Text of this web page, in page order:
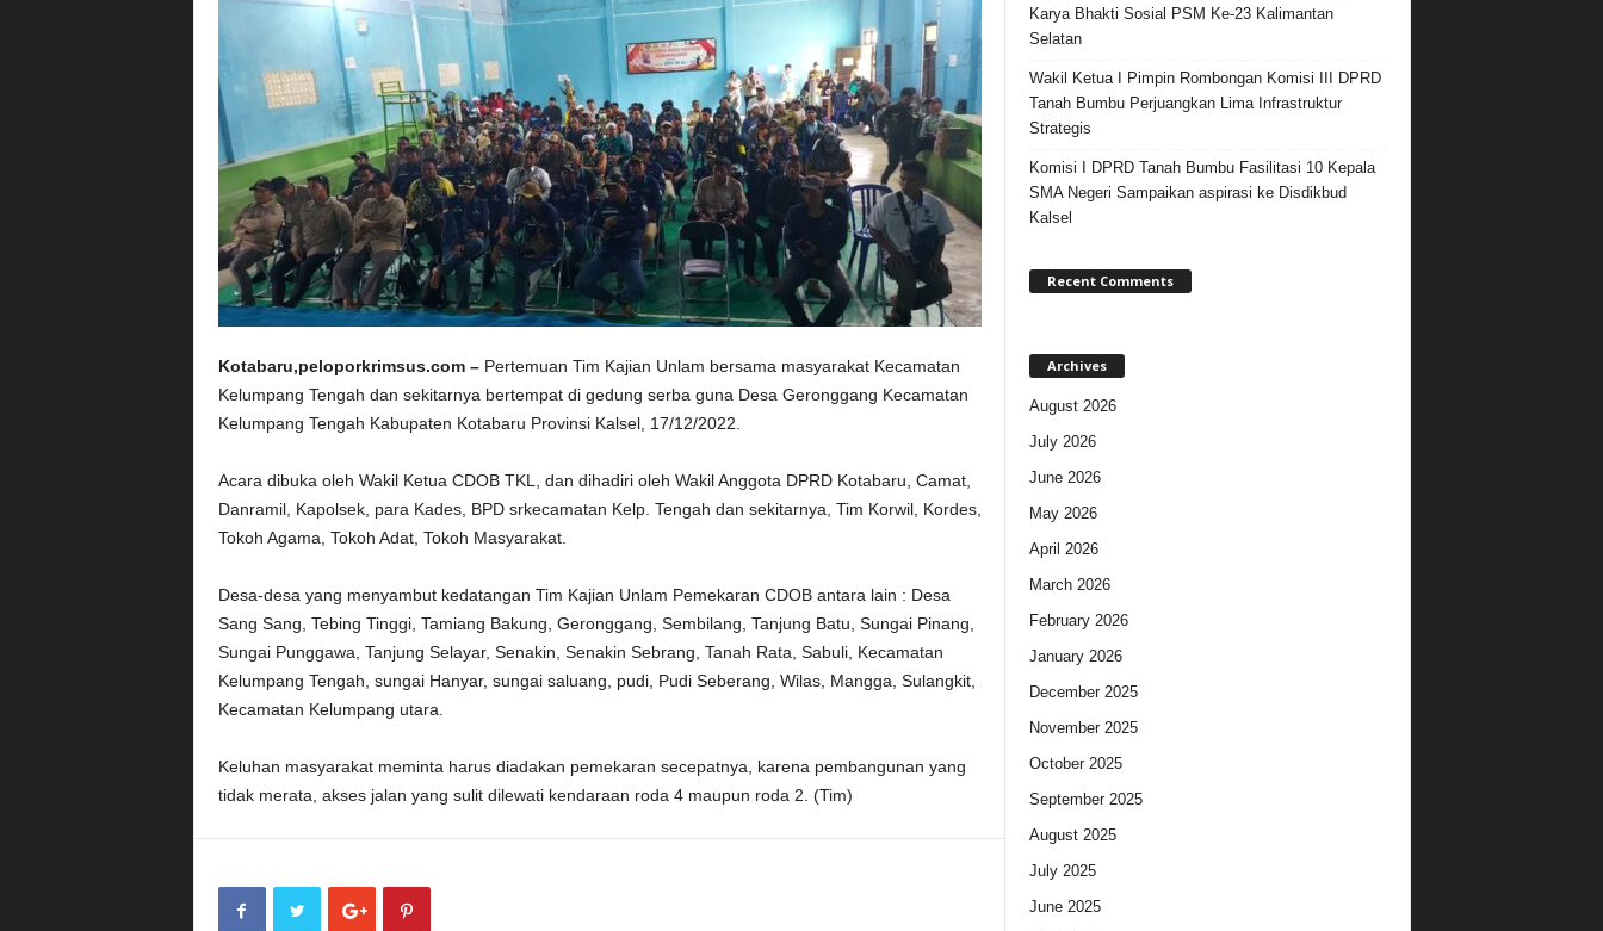
Kotabaru,peloporkrimsus.com –Pertemuan Tim Kajian Unlam bersama masyarakat Kecamatan
Kelumpang Tengah dan sekitarnya bertempat di gedung serba guna Desa Geronggang Kecamatan
Kelumpang Tengah Kabupaten Kotabaru Provinsi Kalsel, 17/12/2022.
Acara dibuka oleh Wakil Ketua CDOB TKL, dan dihadiri oleh Wakil Anggota DPRD Kotabaru, Camat,
Danramil, Kapolsek, para Kades, BPD srkecamatan Kelp. Tengah dan sekitarnya, Tim Korwil, Kordes,
Tokoh Agama, Tokoh Adat, Tokoh Masyarakat.
Desa-desa yang menyambut kedatangan Tim Kajian Unlam Pemekaran CDOB antara lain : Desa
Sang Sang, Tebing Tinggi, Tamiang Bakung, Geronggang, Sembilang, Tanjung Batu, Sungai Pinang,
Sungai Punggawa, Tanjung Selayar, Senakin, Senakin Sebrang, Tanah Rata, Sabuli, Kecamatan
Kelumpang Tengah, sungai Hanyar, sungai saluang, pudi, Pudi Seberang, Wilas, Mangga, Sulangkit,
Kecamatan Kelumpang utara.
Keluhan masyarakat meminta harus diadakan pemekaran secepatnya, karena pembangunan yang
tidak merata, akses jalan yang sulit dilewati kendaraan roda 4 maupun roda 2. (Tim)
Karya Bhakti Sosial PSM Ke-23 Kalimantan
Selatan
Wakil Ketua I Pimpin Rombongan Komisi III DPRD
Tanah Bumbu Perjuangkan Lima Infrastruktur
Strategis
Komisi I DPRD Tanah Bumbu Fasilitasi 10 Kepala
SMA Negeri Sampaikan aspirasi ke Disdikbud
Kalsel
Recent Comments
Archives
August 2026
July 2026
June 2026
May 2026
April 2026
March 2026
February 2026
January 2026
December 2025
November 2025
October 2025
September 2025
August 2025
July 2025
June 2025